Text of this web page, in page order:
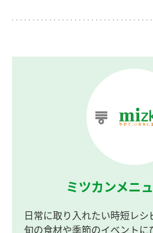
ミツカンメニ
日常に取り入れたい時短レシ
旬の食材や季節のイベントに